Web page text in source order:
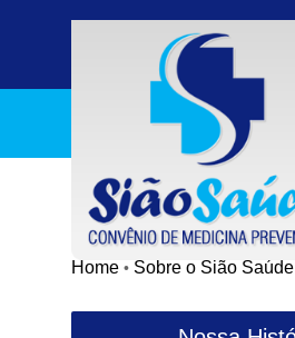
Home • Sobre o Sião Saúde